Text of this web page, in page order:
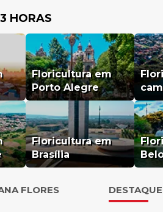
HORAS
Floricultura em
Porto Alegre
Floricultura em
Brasília
FLORES